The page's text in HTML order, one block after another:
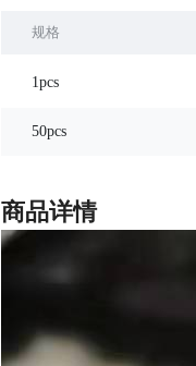
规格
1pcs
50pcs
商品详情